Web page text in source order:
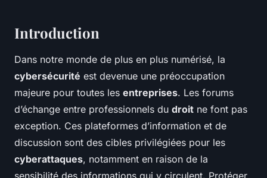
Introduction
Dans notre monde de plus en plus numérisé, la
cybersécurité est devenue une préoccupation
majeure pour toutes les entreprises. Les forums
d’échange entre professionnels du droit ne font pas
exception. Ces plateformes d’information et de
discussion sont des cibles privilégiées pour les
cyberattaques, notamment en raison de la